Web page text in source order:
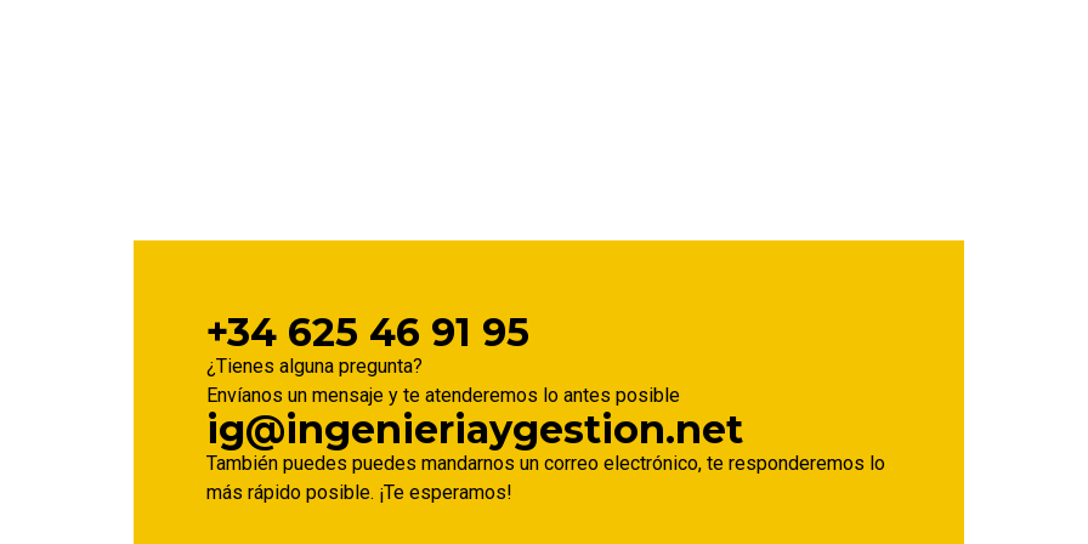
+34 625 46 91 95
¿Tienes alguna pregunta?
Envíanos un mensaje y te atenderemos lo antes posible
ig@ingenieriaygestion.net
También puedes puedes mandarnos un correo electrónico, te responderemos lo
más rápido posible. ¡Te esperamos!